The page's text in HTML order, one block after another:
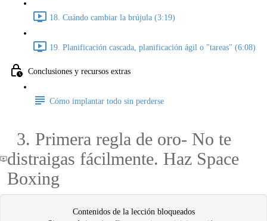
18. Cuándo cambiar la brújula (3:19)
19. Planificación cascada, planificación ágil o "tareas" (6:08)
Conclusiones y recursos extras
Cómo implantar todo sin perderse
3. Primera regla de oro- No te
distraigas fácilmente. Haz Space
Boxing
Contenidos de la lección bloqueados